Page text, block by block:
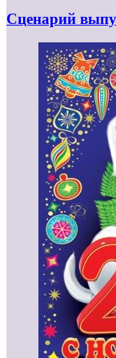
Сценарий